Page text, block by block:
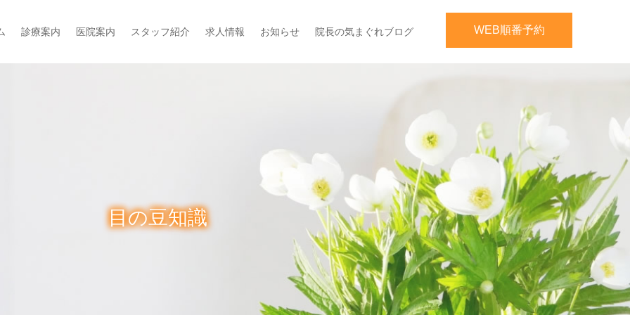
WEB順番予約
診療案内 医院案内 スタッフ紹介 求人情報 お知らせ 院長の気まぐれブログ
目の豆知識